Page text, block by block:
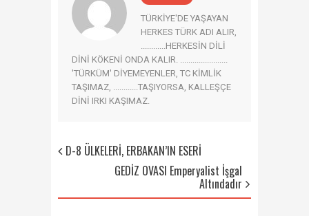
TÜRKİYE'DE YAŞAYAN
HERKES TÜRK ADI ALIR,
............HERKESİN DİLİ
DİNİ KÖKENİ ONDA KALIR. .......................
'TÜRKÜM' DİYEMEYENLER, TC KİMLİK
TAŞIMAZ, ............TAŞIYORSA, KALLEŞÇE
DİNİ IRKI KAŞIMAZ.
D-8 ÜLKELERİ, ERBAKAN’IN ESERİ
GEDİZ OVASI Emperyalist İşgal
Altındadır